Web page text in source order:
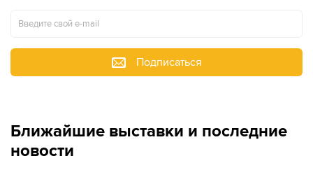
Подписаться
Ближайшие выставки и последние
новости